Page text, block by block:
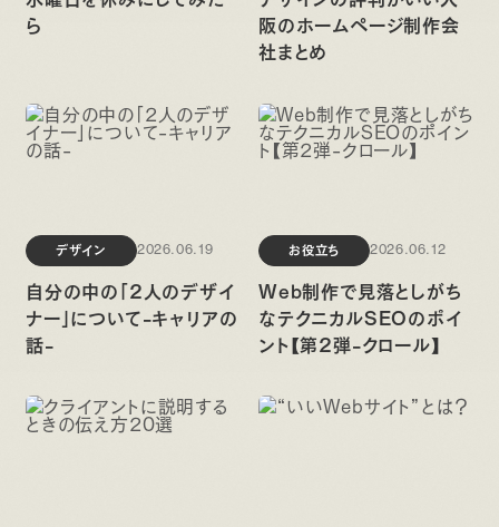
ら
阪のホームページ制作会
社まとめ
自分の中の「2人のデザイ
ナー」について-キャリアの
話-
デザイン 2026.06.19
Web制作で見落としがち
なテクニカルSEOのポイ
ント【第2弾-クロール】
お役立ち 2026.06.12